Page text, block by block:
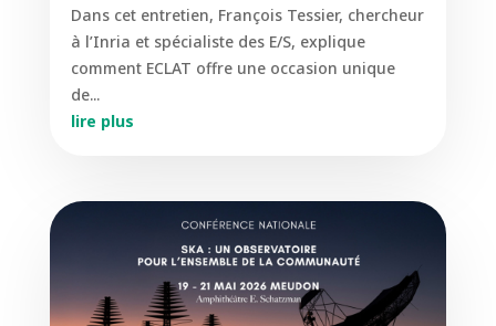
Dans cet entretien, François Tessier, chercheur
à l’Inria et spécialiste des E/S, explique
comment ECLAT offre une occasion unique
de...
lire plus